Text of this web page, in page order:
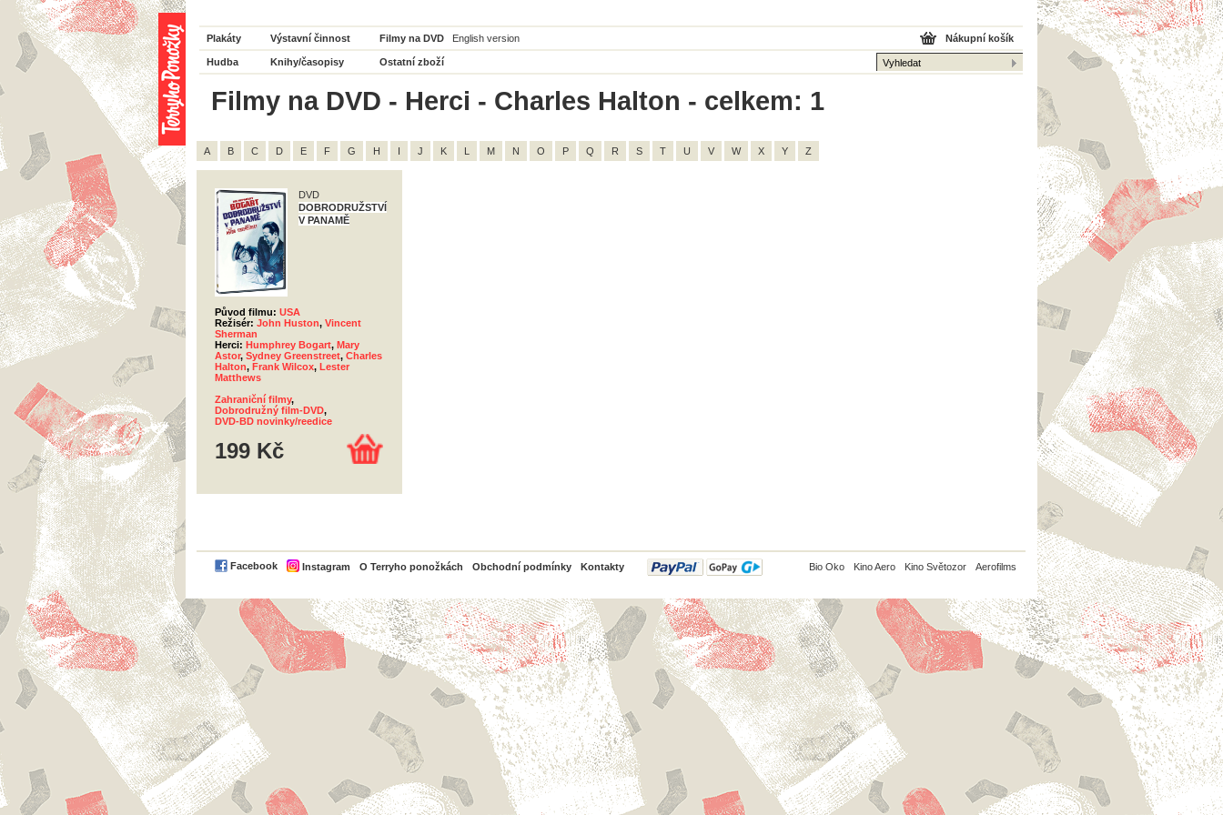
Plakáty Výstavní činnost Filmy na DVD English version
Hudba Knihy/časopisy Ostatní zboží
Nákupní košík
Filmy na DVD - Herci - Charles Halton - celkem: 1
A B C D E F G H I J K L M N O P Q R S T U V W X Y Z
DVD
DOBRODRUŽSTVÍ
V PANAMĚ
Původ filmu: USA
Režisér: John Huston, Vincent
Sherman
Herci: Humphrey Bogart, Mary
Astor, Sydney Greenstreet, Charles
Halton, Frank Wilcox, Lester
Matthews
Zahraniční filmy,
Dobrodružný film-DVD,
DVD-BD novinky/reedice
199 Kč
Facebook Instagram O Terryho ponožkách Obchodní podmínky Kontakty
PayPal Bio Oko Kino Aero Kino Světozor Aerofilms